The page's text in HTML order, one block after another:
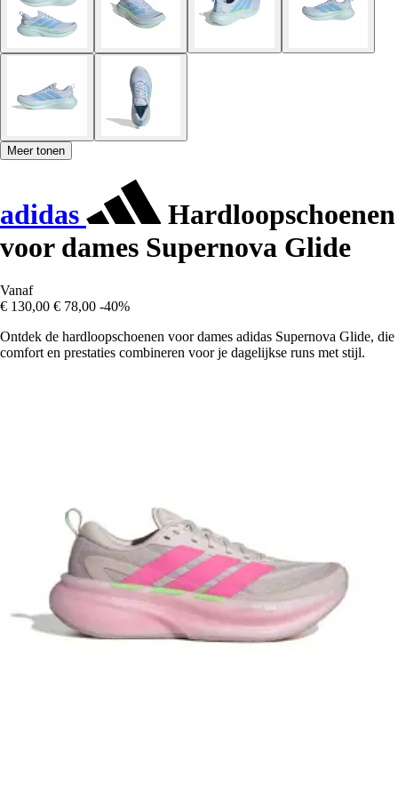
Meer tonen
adidas
Hardloopschoenen
voor dames Supernova Glide
Vanaf
€ 130,00 € 78,00 -40%
Ontdek de hardloopschoenen voor dames adidas Supernova Glide, die
comfort en prestaties combineren voor je dagelijkse runs met stijl.